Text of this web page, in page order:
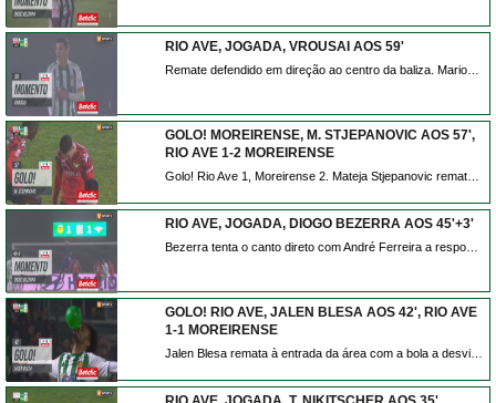
RIO AVE, JOGADA, VROUSAI AOS 59'
GOLO! MOREIRENSE, M. STJEPANOVIC AOS 57',
RIO AVE 1-2 MOREIRENSE
RIO AVE, JOGADA, DIOGO BEZERRA AOS 45'+3'
GOLO! RIO AVE, JALEN BLESA AOS 42', RIO AVE
1-1 MOREIRENSE